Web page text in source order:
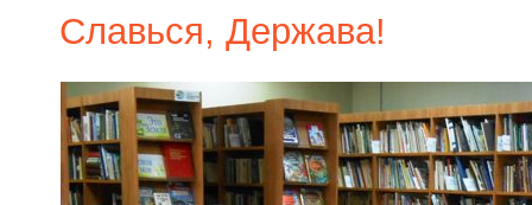
Славься, Держава!